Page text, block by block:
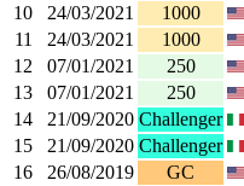
10
24/03/2021 1000
11
24/03/2021 1000
12
07/01/2021 250
13
07/01/2021 250
14
21/09/2020 Challenger
15
21/09/2020 Challenger
16
26/08/2019 GC